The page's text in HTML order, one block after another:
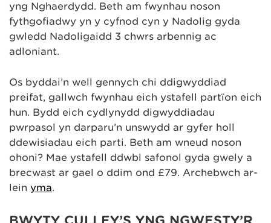
yng Nghaerdydd. Beth am fwynhau noson
fythgofiadwy yn y cyfnod cyn y Nadolig gyda
gwledd Nadoligaidd 3 chwrs arbennig ac
adloniant.
Os byddai’n well gennych chi ddigwyddiad
preifat, gallwch fwynhau eich ystafell partïon eich
hun. Bydd eich cydlynydd digwyddiadau
pwrpasol yn darparu’n unswydd ar gyfer holl
ddewisiadau eich parti. Beth am wneud noson
ohoni? Mae ystafell ddwbl safonol gyda gwely a
brecwast ar gael o ddim ond £79. Archebwch ar-
lein yma.